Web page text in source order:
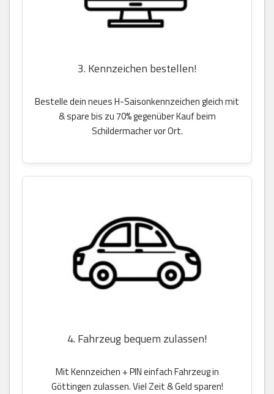
3. Kennzeichen bestellen!
Bestelle dein neues H-Saisonkennzeichen gleich mit
& spare bis zu 70% gegenüber Kauf beim
Schildermacher vor Ort.
4. Fahrzeug bequem zulassen!
Mit Kennzeichen + PIN einfach Fahrzeug in
Göttingen zulassen. Viel Zeit & Geld sparen!